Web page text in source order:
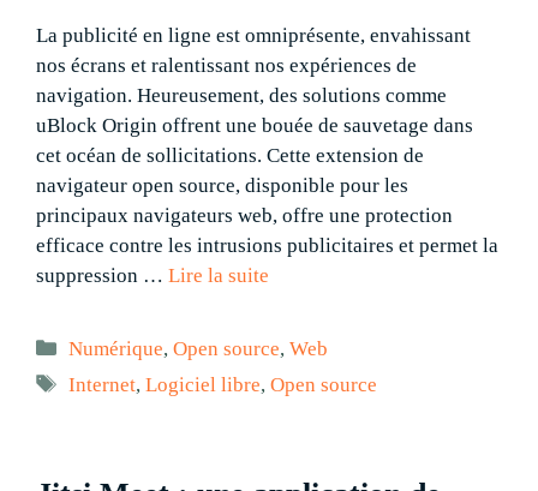
La publicité en ligne est omniprésente, envahissant
nos écrans et ralentissant nos expériences de
navigation. Heureusement, des solutions comme
uBlock Origin offrent une bouée de sauvetage dans
cet océan de sollicitations. Cette extension de
navigateur open source, disponible pour les
principaux navigateurs web, offre une protection
efficace contre les intrusions publicitaires et permet la
suppression … Lire la suite
Catégories
Numérique,Open source,Web
Étiquettes
Internet,Logiciel libre,Open source